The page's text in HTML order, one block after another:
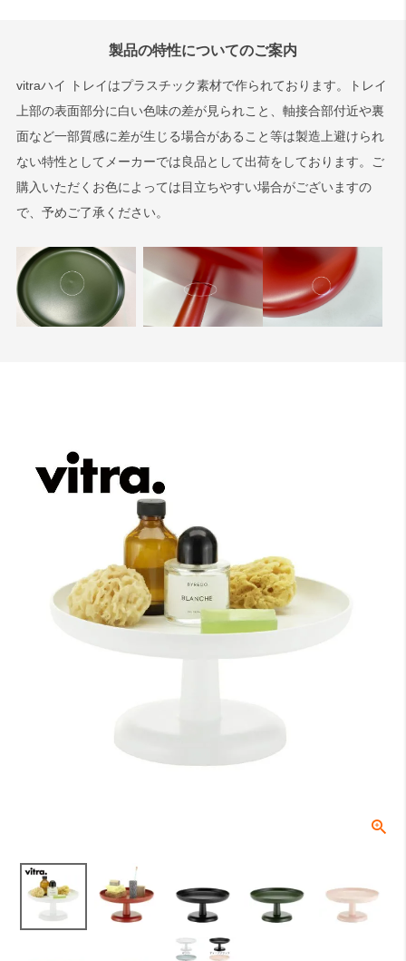
製品の特性についてのご案内
vitraハイ トレイはプラスチック素材で作られております。トレイ
上部の表面部分に白い色味の差が見られこと、軸接合部付近や裏
面など一部質感に差が生じる場合があること等は製造上避けられ
ない特性としてメーカーでは良品として出荷をしております。ご
購入いただくお色によっては目立ちやすい場合がございますの
で、予めご了承ください。